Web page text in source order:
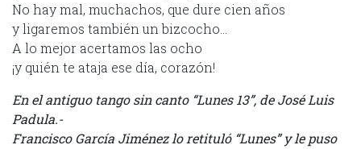
No hay mal, muchachos, que dure cien años
y ligaremos también un bizcocho…
A lo mejor acertamos las ocho
¡y quién te ataja ese día, corazón!
En el antiguo tango sin canto “Lunes 13”, de José Luis
Padula.-
Francisco García Jiménez lo retituló “Lunes” y le puso